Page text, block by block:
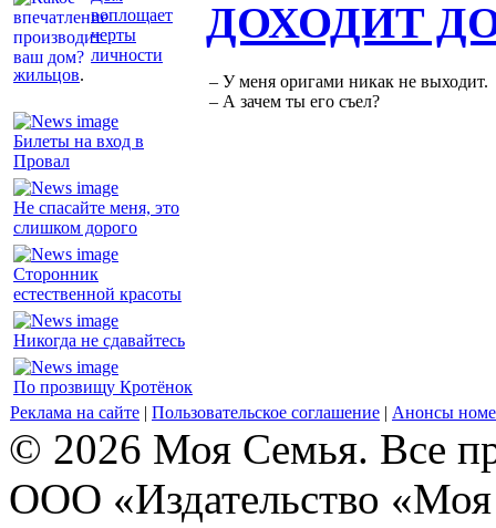
воплощает
черты
личности
жильцов.
Билеты на вход в
Провал
Не спасайте меня, это
слишком дорого
Сторонник
естественной красоты
Никогда не сдавайтесь
По прозвищу Кротёнок
ДОХОДИТ
– У меня оригами никак не выходит.
– А зачем ты его съел?
Реклама на сайте | Пользовательское соглашение | Анонсы
© 2026 Моя Семья. Все
ООО «Издательство